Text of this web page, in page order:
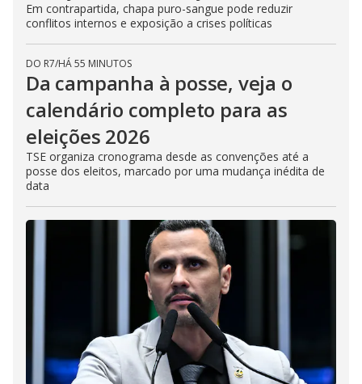
Em contrapartida, chapa puro-sangue pode reduzir
conflitos internos e exposição a crises políticas
DO R7/HÁ 55 MINUTOS
Da campanha à posse, veja o
calendário completo para as
eleições 2026
TSE organiza cronograma desde as convenções até a
posse dos eleitos, marcado por uma mudança inédita de
data